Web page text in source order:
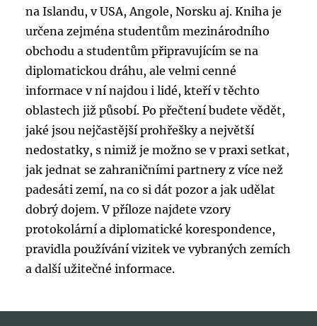
na Islandu, v USA, Angole, Norsku aj. Kniha je
určena zejména studentům mezinárodního
obchodu a studentům připravujícím se na
diplomatickou dráhu, ale velmi cenné
informace v ní najdou i lidé, kteří v těchto
oblastech již působí. Po přečtení budete vědět,
jaké jsou nejčastější prohřešky a největší
nedostatky, s nimiž je možno se v praxi setkat,
jak jednat se zahraničními partnery z více než
padesáti zemí, na co si dát pozor a jak udělat
dobrý dojem. V příloze najdete vzory
protokolární a diplomatické korespondence,
pravidla používání vizitek ve vybraných zemích
a další užitečné informace.